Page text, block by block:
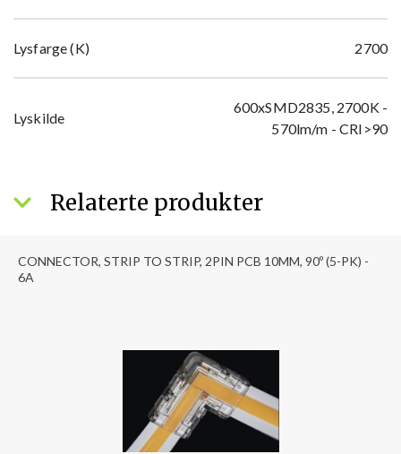
Lysfarge (K) 2700
Lyskilde
600xSMD2835, 2700K -
570lm/m - CRI>90
Relaterte produkter
CONNECTOR, STRIP TO STRIP, 2PIN PCB 10MM, 90º (5-PK) -
6A